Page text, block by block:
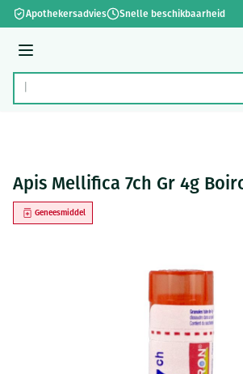
Ga naar de inhoud
Apothekersadvies Snelle beschikbaarheid
Menu
Product, merk, categorie...
Apis Mellifica 7ch Gr 4g
Geneesmiddel